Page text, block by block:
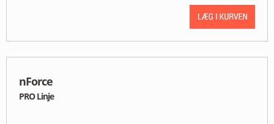
nForce
PRO Linje